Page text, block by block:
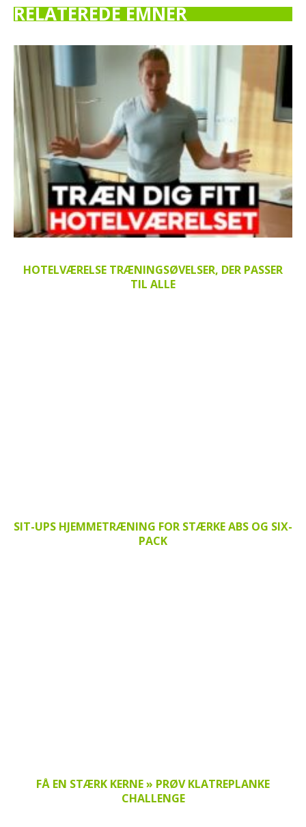
RELATEREDE EMNER
HOTELVÆRELSE TRÆNINGSØVELSER, DER PASSER
TIL ALLE
SIT-UPS HJEMMETRÆNING FOR STÆRKE ABS OG SIX-
PACK
FÅ EN STÆRK KERNE » PRØV KLATREPLANKE
CHALLENGE